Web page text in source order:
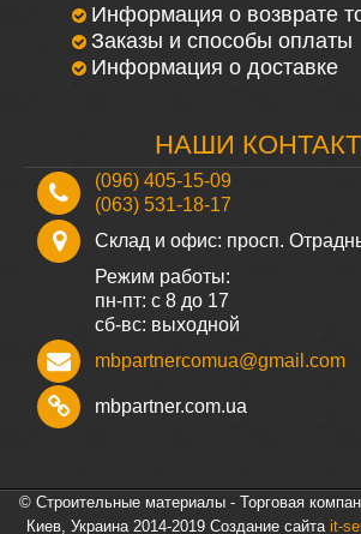
Информация о возврате
Заказы и способы оплаты
Информация о доставке
НАШИ
(096) 405-15-09
(063) 531-18-17
Склад и офис: просп.
Режим работы:
пн-пт: с 8 до 17
сб-вс: выходной
mbpartnercomua@gmail.com
mbpartner.com.ua
© Строительные материалы - Торговая
Киев, Украина 2014-2019 Создание сайта it-